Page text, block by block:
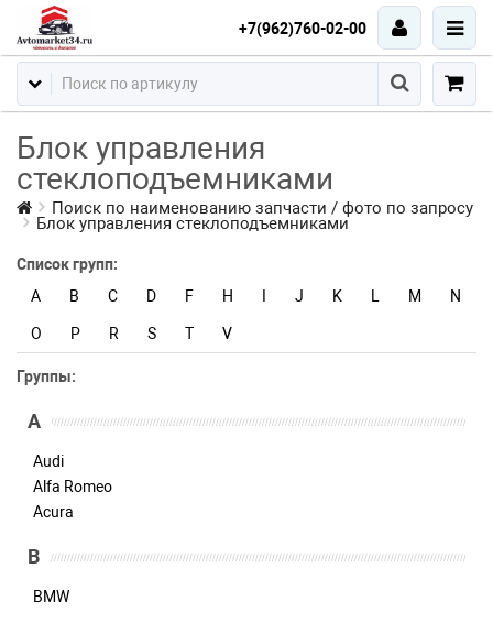
+7(962)760-02-00
Блок управления
стеклоподъемниками
Поиск по наименованию запчасти / фото по запросу
Блок управления стеклоподъемниками
Список групп:
A
B C D F H J K M N
O P R S T V
Группы:
A
Audi
Alfa Romeo
Acura
B
BMW